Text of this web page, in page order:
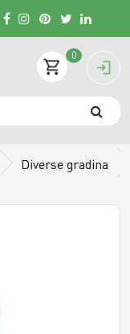
0
Diverse gradina